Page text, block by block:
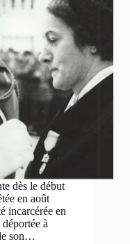
dès le début
en août
incarcérée en
à
son…